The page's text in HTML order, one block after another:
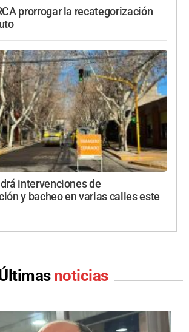
prorrogar la recategorización
intervenciones de
y bacheo en varias calles este
noticias